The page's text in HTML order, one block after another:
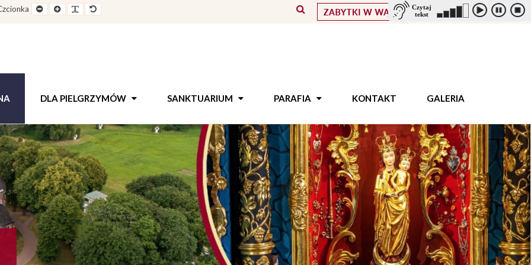
Pomniejszony
rozmiar
Powiększony
rozmiar
Zwiększ
odstępy
Standarowy
rozmiar
DLA PIELGRZYMÓW SANKTUARIUM PARAFIA KONTAKT GALERIA